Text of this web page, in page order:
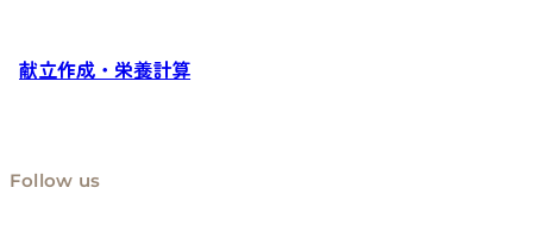
献立作成・栄養計算
Follow us